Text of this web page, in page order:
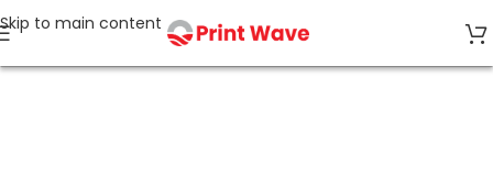
Skip to main content